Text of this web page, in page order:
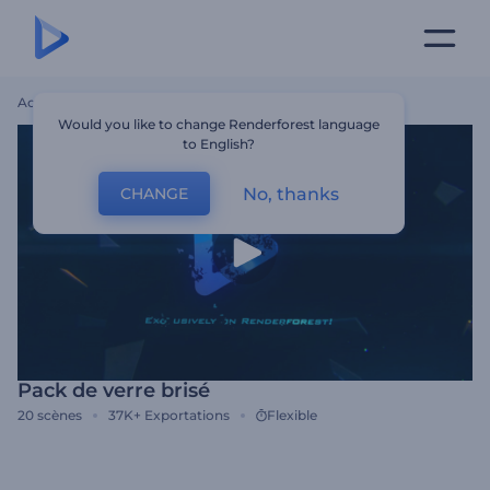
Accueil
Pack de verre brisé
20 scènes 37K+ Exportations Flexible
Would you like to change Renderforest language
to English?
CHANGE No, thanks